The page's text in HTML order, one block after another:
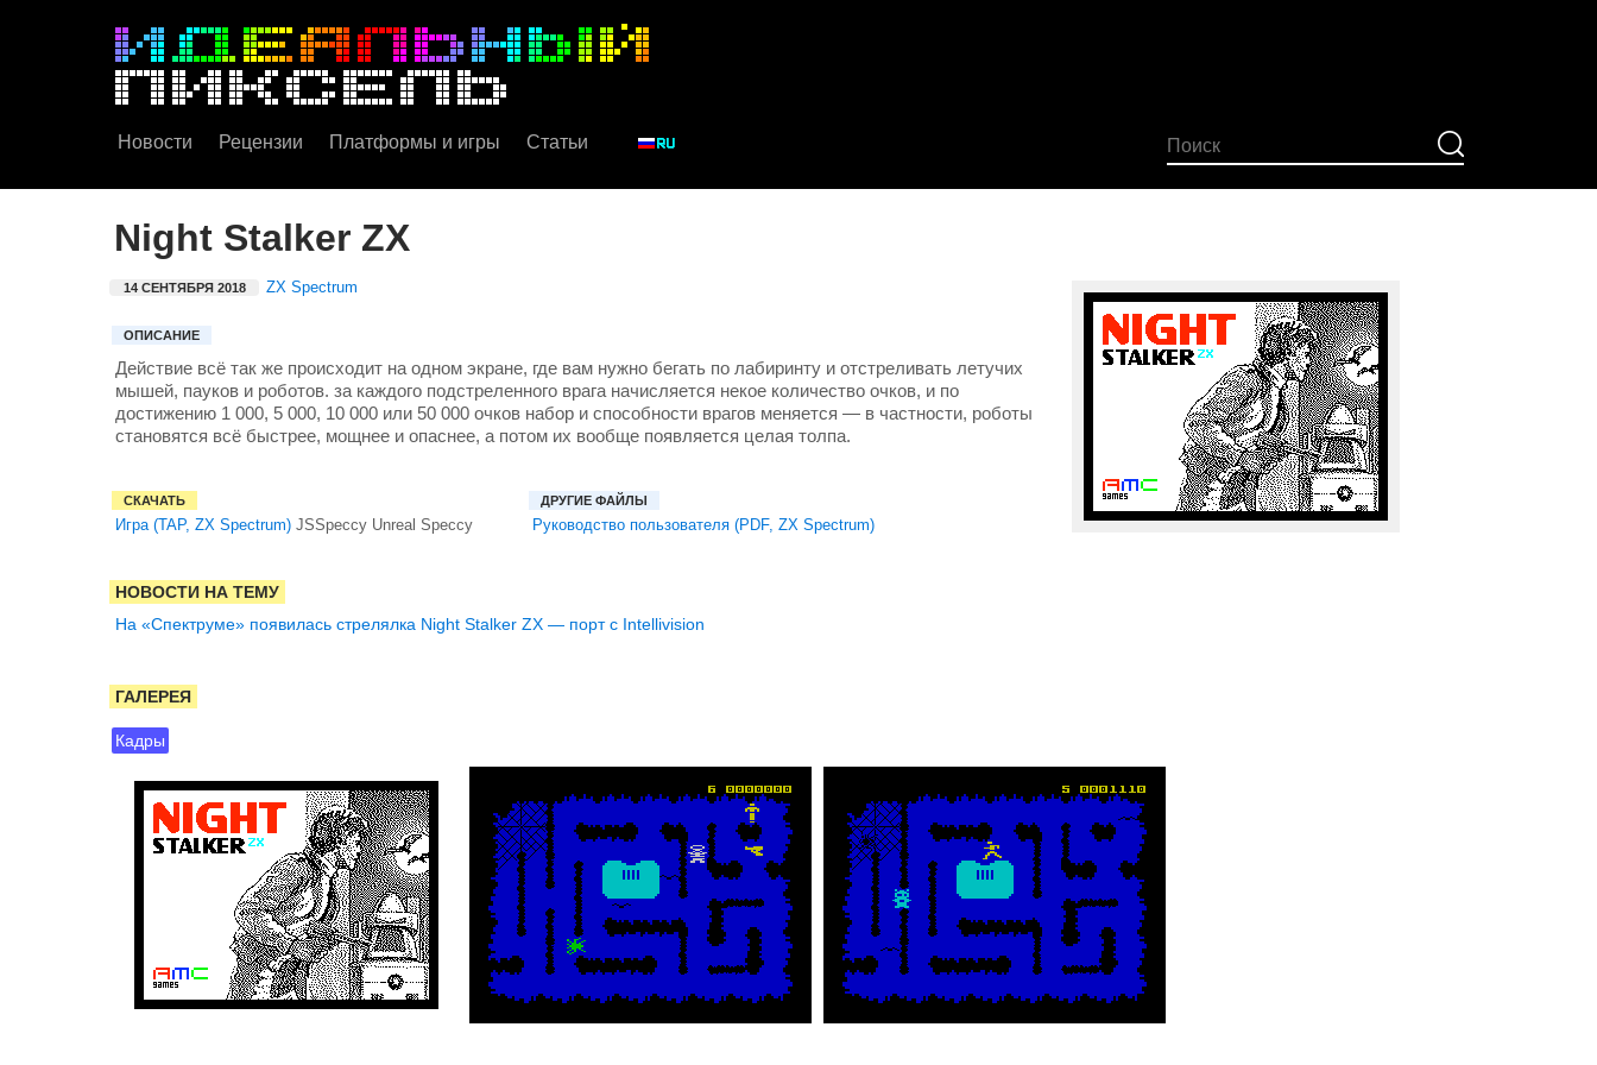
Новости Рецензии Платформы и игры Статьи
Night Stalker ZX
14 СЕНТЯБРЯ 2018 ZX Spectrum
ОПИСАНИЕ
Действие всё так же происходит на одном экране, где вам нужно бегать по лабиринту и отстреливать летучих
мышей, пауков и роботов. за каждого подстреленного врага начисляется некое количество очков, и по
достижению 1 000, 5 000, 10 000 или 50 000 очков набор и способности врагов меняется — в частности, роботы
становятся всё быстрее, мощнее и опаснее, а потом их вообще появляется целая толпа.
СКАЧАТЬ
Игра (TAP, ZX Spectrum) JSSpeccy Unreal Speccy
ДРУГИЕ ФАЙЛЫ
Руководство пользователя (PDF, ZX Spectrum)
НОВОСТИ НА ТЕМУ
На «Спектруме» появилась стрелялка Night Stalker ZX — порт с Intellivision
ГАЛЕРЕЯ
Кадры